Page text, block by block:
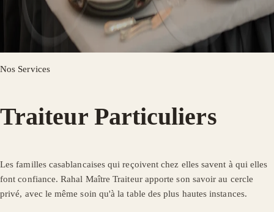
Nos Services
Traiteur Particuliers
Les familles casablancaises qui reçoivent chez elles savent à qui elles
font confiance. Rahal Maître Traiteur apporte son savoir au cercle
privé, avec le même soin qu'à la table des plus hautes instances.